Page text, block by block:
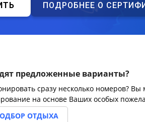
ПОДРОБНЕЕ О
предложенные варианты?
сразу несколько номеров?
на основе Ваших особых
ОТДЫХА